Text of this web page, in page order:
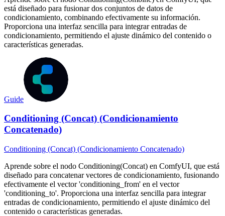
está diseñado para fusionar dos conjuntos de datos de
condicionamiento, combinando efectivamente su información.
Proporciona una interfaz sencilla para integrar entradas de
condicionamiento, permitiendo el ajuste dinámico del contenido o
características generadas.
Guide
Conditioning (Concat) (Condicionamiento
Concatenado)
Conditioning (Concat) (Condicionamiento Concatenado)
Aprende sobre el nodo Conditioning(Concat) en ComfyUI, que está
diseñado para concatenar vectores de condicionamiento, fusionando
efectivamente el vector 'conditioning_from' en el vector
'conditioning_to'. Proporciona una interfaz sencilla para integrar
entradas de condicionamiento, permitiendo el ajuste dinámico del
contenido o características generadas.